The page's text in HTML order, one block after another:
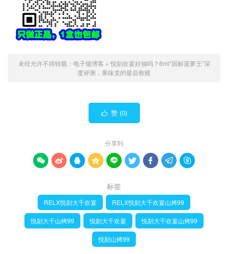
未经允许不得转载： 电子烟博客 » 悦刻欢宴好抽吗？6ml“国标菠萝王”深
度评测，果味党的最后救赎
 赞 (0)
分享到
        
标签
RELX悦刻大千欢宴 RELX悦刻大千欢宴山烤99
悦刻大千山烤99 悦刻大千欢宴 悦刻大千欢宴山烤99
悦刻山烤99